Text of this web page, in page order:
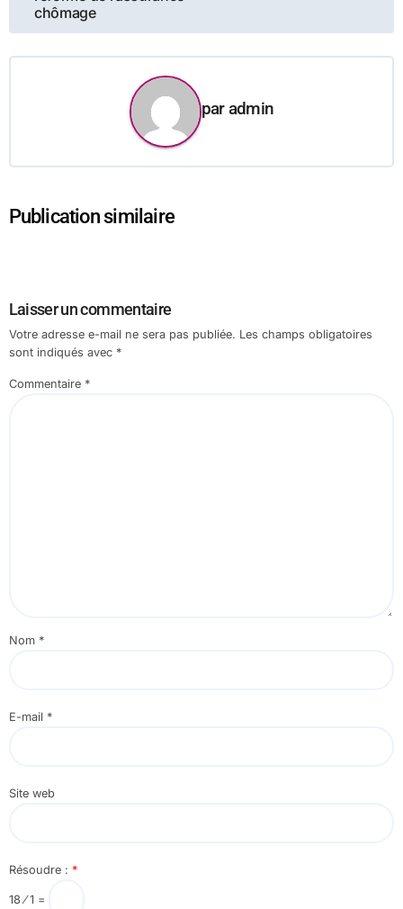
l’article
chômage
paradmin
Publication similaire
Laisser un commentaire
Votre adresse e-mail ne sera pas publiée. Les champs obligatoires
sont indiqués avec *
Commentaire *
Nom *
E-mail *
Site web
Résoudre : *
18 ⁄ 1 =